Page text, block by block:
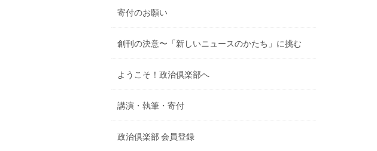
寄付のお願い
創刊の決意〜「新しいニュースのかたち」に挑む
ようこそ！政治倶楽部へ
講演・執筆・寄付
政治倶楽部 会員登録